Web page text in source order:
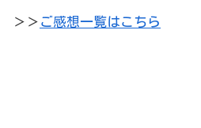
＞＞ ご感想一覧はこちら